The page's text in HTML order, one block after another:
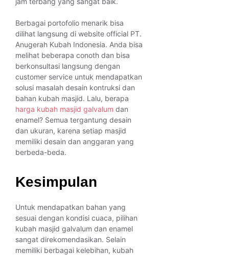
Berbagai portofolio menarik bisa
dilihat langsung di website official PT.
Anugerah Kubah Indonesia. Anda bisa
melihat beberapa conoth dan bisa
berkonsultasi langsung dengan
customer service untuk mendapatkan
solusi masalah desain kontruksi dan
bahan kubah masjid. Lalu, berapa
harga kubah masjid galvalum dan
enamel? Semua tergantung desain
dan ukuran, karena setiap masjid
memiliki desain dan anggaran yang
berbeda-beda.
Kesimpulan
Untuk mendapatkan bahan yang
sesuai dengan kondisi cuaca, pilihan
kubah masjid galvalum dan enamel
sangat direkomendasikan. Selain
memiliki berbagai kelebihan, kubah